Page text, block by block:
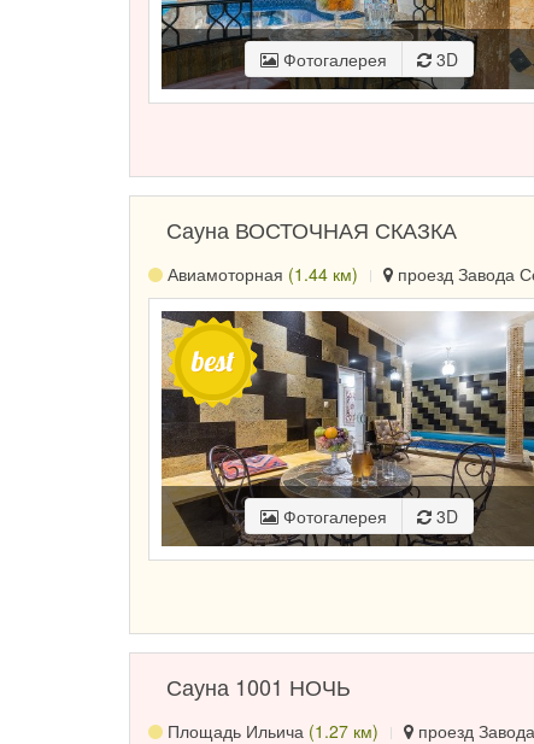
Фотогалерея 3D
Сауна ВОСТОЧНАЯ СКАЗКА
Авиамоторная (1.44 км) проезд Завода
Фотогалерея 3D
Сауна 1001 НОЧЬ
Площадь Ильича (1.27 км) проезд